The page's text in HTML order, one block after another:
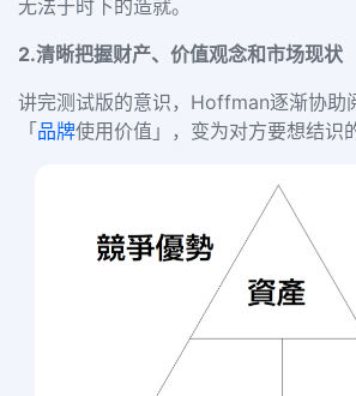
无法于时下的造就。
2.清晰把握财产、价值观念和市场现状
讲完测试版的意识，Hoffman逐渐协助
「品牌使用价值」，变为对方要想结识